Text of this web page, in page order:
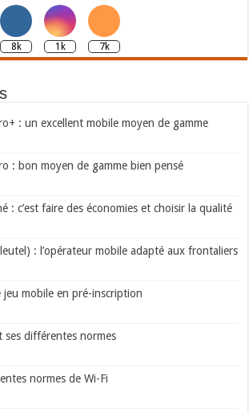
8k 1k 7k
: un excellent mobile moyen de gamme
: bon moyen de gamme bien pensé
: c’est faire des économies et choisir la qualité
: l’opérateur mobile adapté aux frontaliers
jeu mobile en pré-inscription
ses différentes normes
normes de Wi-Fi